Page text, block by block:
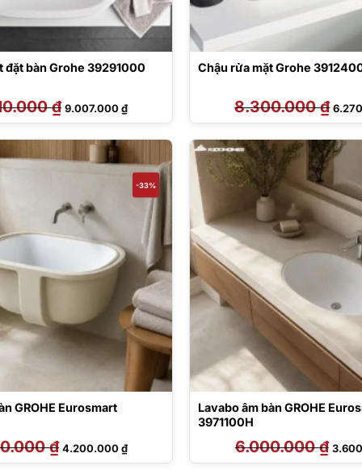
đặt bàn Grohe 39291000
₫ Giá
gốc
là:
9.007.000₫Giá
hiện
tại
9.007.000 ₫.
Chậu rửa mặt Grohe
8.300.000₫ Giá
gốc
là:
-33%
GROHE Eurosmart
₫ Giá
gốc
là:
4.200.000₫Giá
hiện
tại
Lavabo âm bàn GROHE
3971100H
6.000.000₫ Giá
gốc
là: